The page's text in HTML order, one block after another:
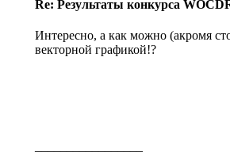
Re: Результаты конкурса
Интересно, а как можно (акромя
векторной графикой!?